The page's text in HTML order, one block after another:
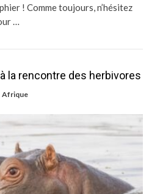
! Comme toujours, n’hésitez
…
la rencontre des herbivores
Afrique